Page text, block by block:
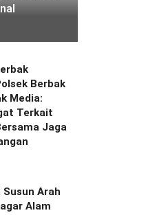
Berbak
Media:
Terkait
Jaga
Susun Arah
Alam